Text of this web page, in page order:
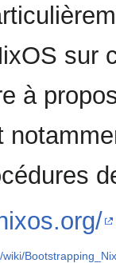
sur
à